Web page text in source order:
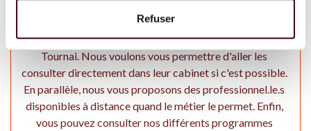
Refuser
les expert.e.s de la fertilité dans vos régions. Pour ce faire,
nous recherchons des professionnels en Wallonie et à
Tournai. Nous voulons vous permettre d'aller les
consulter directement dans leur cabinet si c'est possible.
En parallèle, nous vous proposons des professionnel.le.s
disponibles à distance quand le métier le permet. Enfin,
vous pouvez consulter nos différents programmes